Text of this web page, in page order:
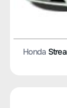
Honda